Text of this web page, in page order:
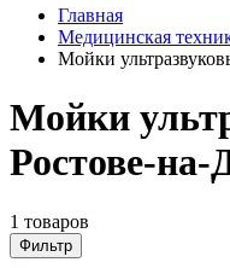
Главная
Медицинская
Мойки
Мойки
Ростове-на-
1 товаров
Фильтр